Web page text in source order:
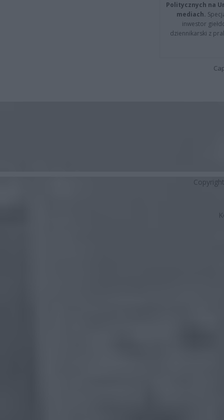
Politycznych na
mediach.
inwestor
dziennikarski z